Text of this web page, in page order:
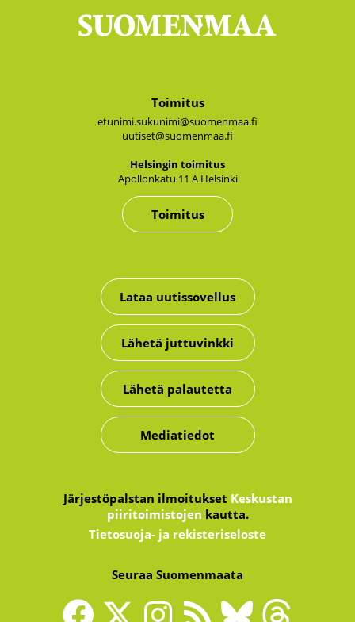
Toimitus
etunimi.sukunimi@suomenmaa.fi
uutiset@suomenmaa.fi
Hel­sin­gin toi­mi­tus
Apol­lon­ka­tu 11 A Hel­sin­ki
Toimitus
Lataa uutissovellus
Lähetä juttuvinkki
Lähetä palautetta
Mediatiedot
Järjestöpalstan ilmoitukset Keskustan
piiritoimistojen kautta.
Tietosuoja- ja rekisteriseloste
Seuraa Suomenmaata